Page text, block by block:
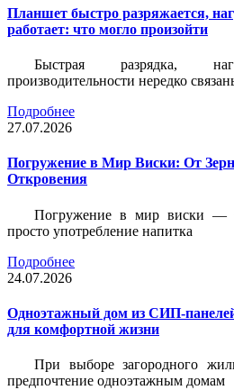
Планшет быстро разряжается,
работает: что могло произойти
Быстрая разрядка,
производительности нередко
Подробнее
27.07.2026
Погружение в Мир Виски: От
Откровения
Погружение в мир виски —
просто употребление напитка
Подробнее
24.07.2026
Одноэтажный дом из СИП-
для комфортной жизни
При выборе загородного
предпочтение одноэтажным домам